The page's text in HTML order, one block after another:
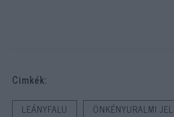
Cimkék:
LEÁNYFALU ÖNKÉNYURALMI